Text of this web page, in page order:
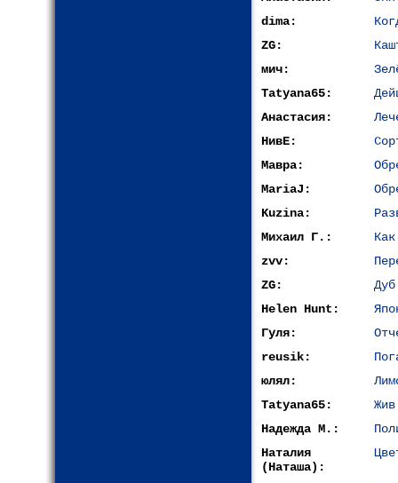
dima:
ZG:
мич:
Tatyana65:
Анастасия:
НивЕ:
Мавра:
MariaJ:
Kuzina:
Михаил Г.:
zvv:
ZG:
Helen Hunt:
Гуля:
reusik:
юлял:
Tatyana65:
Надежда М.:
Наталия
(Наташа):